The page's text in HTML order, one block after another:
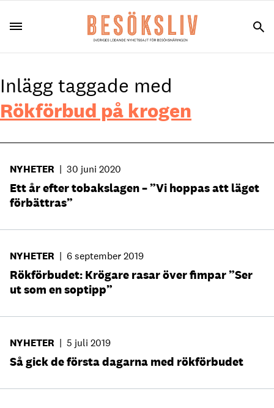
Inlägg taggade med
Rökförbud på krogen
NYHETER | 30 juni 2020
Ett år efter tobakslagen – ”Vi hoppas att läget
förbättras”
NYHETER | 6 september 2019
Rökförbudet: Krögare rasar över fimpar ”Ser
ut som en soptipp”
NYHETER | 5 juli 2019
Så gick de första dagarna med rökförbudet